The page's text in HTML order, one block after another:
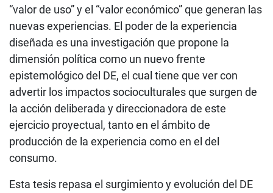
“valor de uso” y el “valor económico” que generan las
nuevas experiencias. El poder de la experiencia
diseñada es una investigación que propone la
dimensión política como un nuevo frente
epistemológico del DE, el cual tiene que ver con
advertir los impactos socioculturales que surgen de
la acción deliberada y direccionadora de este
ejercicio proyectual, tanto en el ámbito de
producción de la experiencia como en el del
consumo.
Esta tesis repasa el surgimiento y evolución del DE